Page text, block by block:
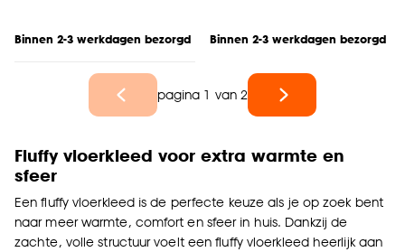
Binnen 2-3 werkdagen bezorgd Binnen 2-3 werkdagen bezorgd
pagina 1 van 2
Fluffy vloerkleed voor extra warmte en
sfeer
Een fluffy vloerkleed is de perfecte keuze als je op zoek bent
naar meer warmte, comfort en sfeer in huis. Dankzij de
zachte, volle structuur voelt een fluffy vloerkleed heerlijk aan